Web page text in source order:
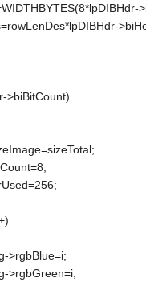
>biBitCount)
>rgbBlue=i;
>rgbGreen=i;